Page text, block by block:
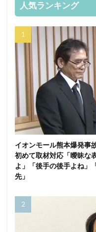
人気ランキング
イオンモール熊本爆発事
初めて取材対応「曖昧な
よ」「後手の後手よね」
先」